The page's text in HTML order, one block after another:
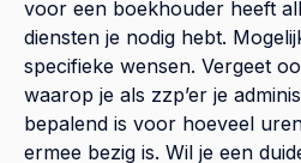
voor een boekhouder heeft
diensten je nodig hebt.
specifieke wensen. Vergeet
waarop je als zzp’er je
bepalend is voor hoeveel
ermee bezig is. Wil je een